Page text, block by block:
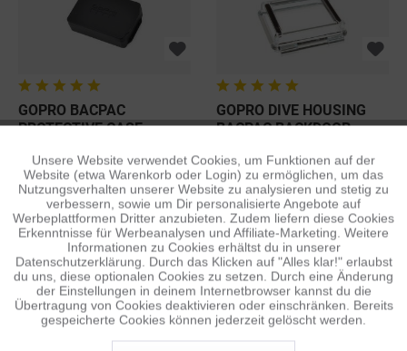
GOPRO BACPAC
PROTECTIVE CASE
1,00 €
UVP: 4,95 €
GOPRO DIVE HOUSING
BACPAC BACKDOOR -
0,25 €
UVP: 4,95 €
Funktionale Aktiv
Tracking Inaktiv
Personalisierung Inaktiv
Service Inaktiv
Unsere Website verwendet Cookies, um Funktionen auf der
Website (etwa Warenkorb oder Login) zu ermöglichen, um das
Nutzungsverhalten unserer Website zu analysieren und stetig zu
verbessern, sowie um Dir personalisierte Angebote auf
Werbeplattformen Dritter anzubieten. Zudem liefern diese Cookies
Erkenntnisse für Werbeanalysen und Affiliate-Marketing. Weitere
Informationen zu Cookies erhältst du in unserer
Datenschutzerklärung. Durch das Klicken auf "Alles klar!" erlaubst
du uns, diese optionalen Cookies zu setzen. Durch eine Änderung
der Einstellungen in deinem Internetbrowser kannst du die
Übertragung von Cookies deaktivieren oder einschränken. Bereits
gespeicherte Cookies können jederzeit gelöscht werden.